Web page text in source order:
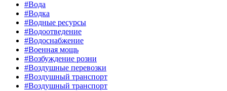
#Вода
#Водка
#Водные ресурсы
#Водоотведение
#Водоснабжение
#Военная мощь
#Возбуждение розни
#Воздушные перевозки
#Воздушный транспорт
#Воздушный транспорт